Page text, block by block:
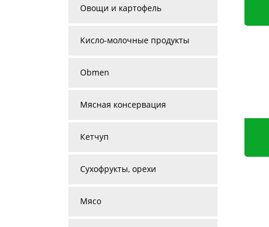
Овощи и картофель
Кисло-молочные продукты
Obmen
Мясная консервация
Кетчуп
Сухофрукты, орехи
Мясо